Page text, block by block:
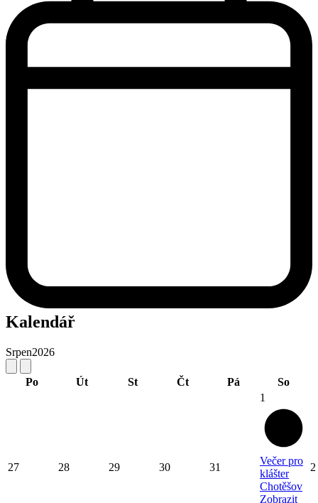
Kalendář
Srpen2026
Po Út St Čt Pá So
27 28 29 30 31
1
Večer pro
klášter
Chotěšov
Zobrazit
2